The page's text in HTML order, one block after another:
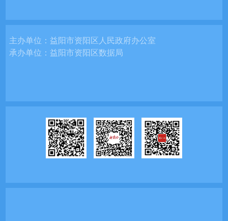
主办单位：益阳市资阳区人民政府办公室
承办单位：益阳市资阳区数据局